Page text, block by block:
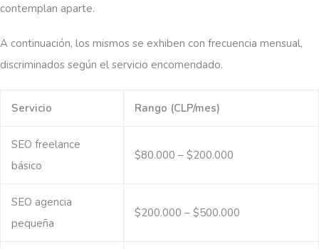
contemplan aparte.
A continuación, los mismos se exhiben con frecuencia mensual,
discriminados según el servicio encomendado.
Servicio Rango (CLP/mes)
SEO freelance
básico
$80.000 – $200.000
SEO agencia
pequeña
$200.000 – $500.000